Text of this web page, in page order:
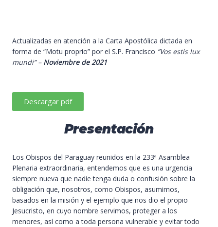
Actualizadas en atención a la Carta Apostólica dictada en
forma de “Motu proprio” por el S.P. Francisco “Vos estis lux
mundi” – Noviembre de 2021
Descargar pdf
Presentación
Los Obispos del Paraguay reunidos en la 233ª Asamblea
Plenaria extraordinaria, entendemos que es una urgencia
siempre nueva que nadie tenga duda o confusión sobre la
obligación que, nosotros, como Obispos, asumimos,
basados en la misión y el ejemplo que nos dio el propio
Jesucristo, en cuyo nombre servimos, proteger a los
menores, así como a toda persona vulnerable y evitar todo